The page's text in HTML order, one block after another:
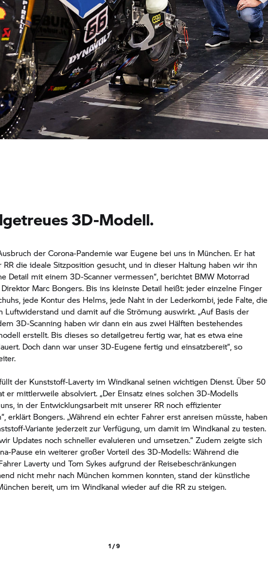
3D-Modell.
der Corona-Pandemie war Eugene bei uns in München. Er hat
RR die ideale Sitzposition gesucht, und in dieser Haltung haben wir ihn
Detail mit einem 3D-Scanner vermessen“, berichtet BMW Motorrad
Marc Bongers. Bis ins kleinste Detail heißt: jeder einzelne Finger
jede Kontur des Helms, jede Naht in der Lederkombi, jede Falte, die
Luftwiderstand und damit auf die Strömung auswirkt. „Auf Basis der
3D-Scanning haben wir dann ein aus zwei Hälften bestehendes
erstellt. Bis dieses so detailgetreu fertig war, hat es etwa eine
Doch dann war unser 3D-Eugene fertig und einsatzbereit“, so
der Kunststoff-Laverty im Windkanal seinen wichtigen Dienst. Über 50
er mittlerweile absolviert. „Der Einsatz eines solchen 3D-Modells
in der Entwicklungsarbeit mit unserer RR noch effizienter
erklärt Bongers. „Während ein echter Fahrer erst anreisen müsste, haben
Variante jederzeit zur Verfügung, um damit im Windkanal zu testen.
Updates noch schneller evaluieren und umsetzen.“ Zudem zeigte sich
Pause ein weiterer großer Vorteil des 3D-Modells: Während die
Laverty und Tom Sykes aufgrund der Reisebeschränkungen
nicht mehr nach München kommen konnten, stand der künstliche
bereit, um im Windkanal wieder auf die RR zu steigen.
1 / 9